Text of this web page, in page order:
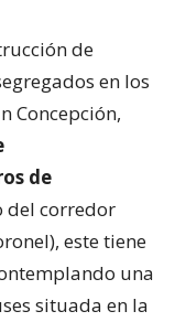
de
en los
Concepción,
de
del corredor
este tiene
una
situada en la